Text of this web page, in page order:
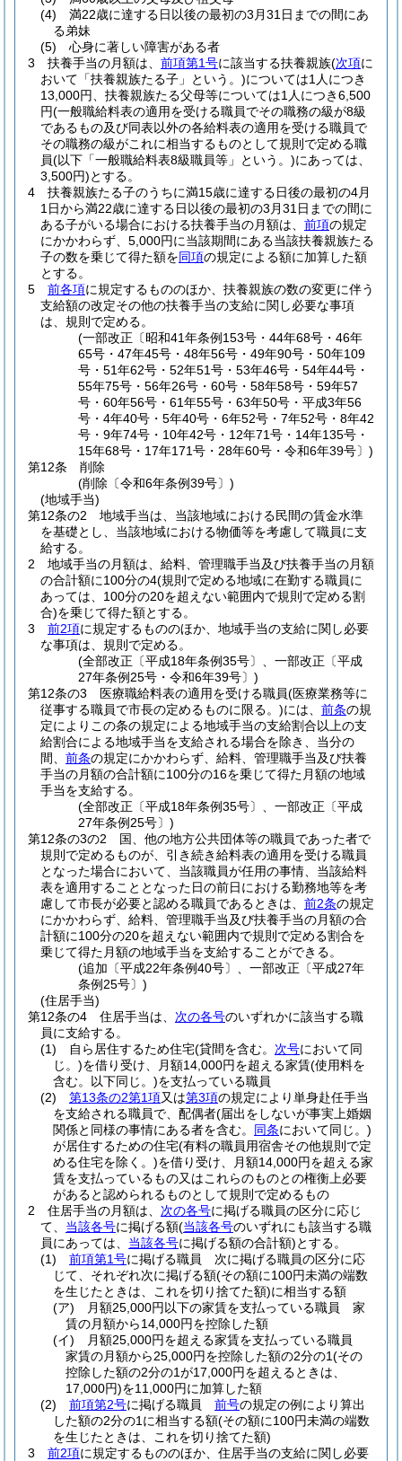
(4)
満22歳に達する日以後の最初の3月31日までの間にあ
る弟妹
(5)
心身に著しい障害がある者
3
扶養手当の月額は、 前項第1号に該当する扶養親族(次項に
おいて「扶養親族たる子」という。)については1人につき
13,000円、扶養親族たる父母等については1人につき6,500
円(一般職給料表の適用を受ける職員でその職務の級が8級
であるもの及び同表以外の各給料表の適用を受ける職員で
その職務の級がこれに相当するものとして規則で定める職
員(以下「一般職給料表8級職員等」という。)にあっては、
3,500円)とする。
4
扶養親族たる子のうちに満15歳に達する日後の最初の4月
1日から満22歳に達する日以後の最初の3月31日までの間に
ある子がいる場合における扶養手当の月額は、 前項の規定
にかかわらず、5,000円に当該期間にある当該扶養親族たる
子の数を乗じて得た額を同項の規定による額に加算した額
とする。
5
前各項に規定するもののほか、扶養親族の数の変更に伴う
支給額の改定その他の扶養手当の支給に関し必要な事項
は、規則で定める。
(一部改正〔昭和41年条例153号・44年68号・46年
65号・47年45号・48年56号・49年90号・50年109
号・51年62号・52年51号・53年46号・54年44号・
55年75号・56年26号・60号・58年58号・59年57
号・60年56号・61年55号・63年50号・平成3年56
号・4年40号・5年40号・6年52号・7年52号・8年42
号・9年74号・10年42号・12年71号・14年135号・
15年68号・17年171号・28年60号・令和6年39号〕)
第12条
削除
(削除〔令和6年条例39号〕)
(地域手当)
第12条の2
地域手当は、当該地域における民間の賃金水準
を基礎とし、当該地域における物価等を考慮して職員に支
給する。
2
地域手当の月額は、給料、管理職手当及び扶養手当の月額
の合計額に100分の4(規則で定める地域に在勤する職員に
あっては、100分の20を超えない範囲内で規則で定める割
合)を乗じて得た額とする。
3
前2項に規定するもののほか、地域手当の支給に関し必要
な事項は、規則で定める。
(全部改正〔平成18年条例35号〕、一部改正〔平成
27年条例25号・令和6年39号〕)
第12条の3
医療職給料表の適用を受ける職員(医療業務等に
従事する職員で市長の定めるものに限る。)には、 前条の規
定によりこの条の規定による地域手当の支給割合以上の支
給割合による地域手当を支給される場合を除き、当分の
間、 前条の規定にかかわらず、給料、管理職手当及び扶養
手当の月額の合計額に100分の16を乗じて得た月額の地域
手当を支給する。
(全部改正〔平成18年条例35号〕、一部改正〔平成
27年条例25号〕)
第12条の3の2
国、他の地方公共団体等の職員であった者で
規則で定めるものが、引き続き給料表の適用を受ける職員
となった場合において、当該職員が任用の事情、当該給料
表を適用することとなった日の前日における勤務地等を考
慮して市長が必要と認める職員であるときは、 前2条の規定
にかかわらず、給料、管理職手当及び扶養手当の月額の合
計額に100分の20を超えない範囲内で規則で定める割合を
乗じて得た月額の地域手当を支給することができる。
(追加〔平成22年条例40号〕、一部改正〔平成27年
条例25号〕)
(住居手当)
第12条の4
住居手当は、 次の各号のいずれかに該当する職
員に支給する。
(1)
自ら居住するため住宅(貸間を含む。 次号において同
じ。)を借り受け、月額14,000円を超える家賃(使用料を
含む。以下同じ。)を支払っている職員
(2)
第13条の2第1項又は第3項の規定により単身赴任手当
を支給される職員で、配偶者(届出をしないが事実上婚姻
関係と同様の事情にある者を含む。 同条において同じ。)
が居住するための住宅(有料の職員用宿舎その他規則で定
める住宅を除く。)を借り受け、月額14,000円を超える家
賃を支払っているもの又はこれらのものとの権衡上必要
があると認められるものとして規則で定めるもの
2
住居手当の月額は、 次の各号に掲げる職員の区分に応じ
て、 当該各号に掲げる額(当該各号のいずれにも該当する職
員にあっては、 当該各号に掲げる額の合計額)とする。
(1)
前項第1号に掲げる職員 次に掲げる職員の区分に応
じて、それぞれ次に掲げる額(その額に100円未満の端数
を生じたときは、これを切り捨てた額)に相当する額
(ア)
月額25,000円以下の家賃を支払っている職員 家
賃の月額から14,000円を控除した額
(イ)
月額25,000円を超える家賃を支払っている職員
家賃の月額から25,000円を控除した額の2分の1(その
控除した額の2分の1が17,000円を超えるときは、
17,000円)を11,000円に加算した額
(2)
前項第2号に掲げる職員 前号の規定の例により算出
した額の2分の1に相当する額(その額に100円未満の端数
を生じたときは、これを切り捨てた額)
3
前2項に規定するもののほか、住居手当の支給に関し必要